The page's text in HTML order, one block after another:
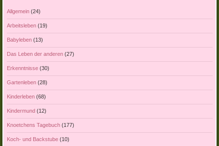
Allgemein(24)
Arbeitsleben(19)
Babyleben(13)
Das Leben der anderen(27)
Erkenntnisse(30)
Gartenleben(28)
Kinderleben(68)
Kindermund(12)
Knoetchens Tagebuch(177)
Koch- und Backstube(10)